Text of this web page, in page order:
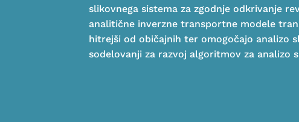
slikovnega sistema za zgodnje odkrivanje
analitične inverzne transportne modele
hitrejši od običajnih ter omogočajo analizo
sodelovanji za razvoj algoritmov za analizo